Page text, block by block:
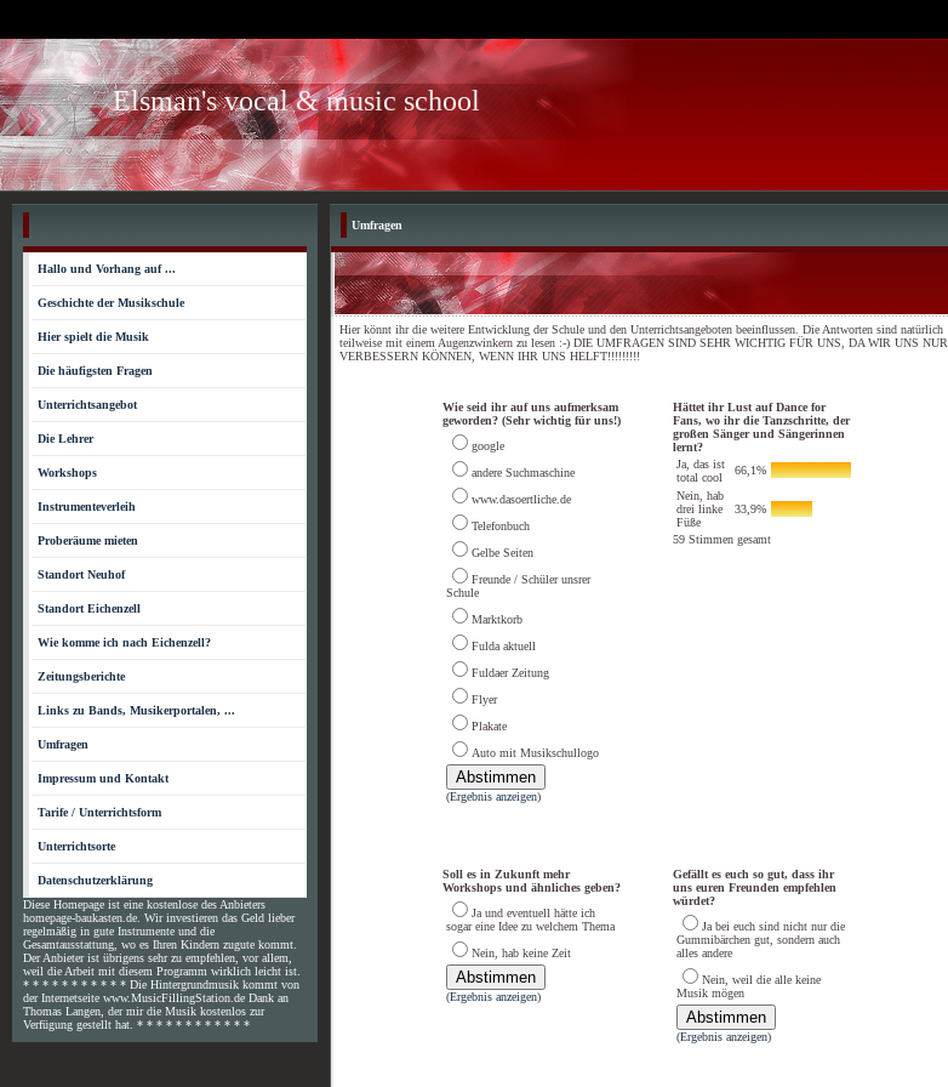
Elsman's vocal & music school
Hallo und Vorhang auf ...
Geschichte der Musikschule
Hier spielt die Musik
Die häufigsten Fragen
Unterrichtsangebot
Die Lehrer
Workshops
Instrumenteverleih
Proberäume mieten
Standort Neuhof
Standort Eichenzell
Wie komme ich nach Eichenzell?
Zeitungsberichte
Links zu Bands, Musikerportalen, ...
Umfragen
Impressum und Kontakt
Tarife / Unterrichtsform
Unterrichtsorte
Datenschutzerklärung
Diese Homepage ist eine kostenlose des Anbieters
homepage-baukasten.de. Wir investieren das Geld lieber
regelmäßig in gute Instrumente und die
Gesamtausstattung, wo es Ihren Kindern zugute kommt.
Der Anbieter ist übrigens sehr zu empfehlen, vor allem,
weil die Arbeit mit diesem Programm wirklich leicht ist.
* * * * * * * * * * * Die Hintergrundmusik kommt von
der Internetseite www.MusicFillingStation.de Dank an
Thomas Langen, der mir die Musik kostenlos zur
Verfügung gestellt hat. * * * * * * * * * * * *
Umfragen
Hier könnt ihr die weitere Entwicklung der Schule und den Unterrichtsangeboten beeinflussen. Die Antworten sind natürlich
teilweise mit einem Augenzwinkern zu lesen :-) DIE UMFRAGEN SIND SEHR WICHTIG FÜR UNS, DA WIR UNS NUR
VERBESSERN KÖNNEN, WENN IHR UNS HELFT!!!!!!!!!
Wie seid ihr auf uns aufmerksam
geworden? (Sehr wichtig für uns!)
google
andere Suchmaschine
www.dasoertliche.de
Telefonbuch
Gelbe Seiten
Freunde / Schüler unsrer
Schule
Marktkorb
Fulda aktuell
Fuldaer Zeitung
Flyer
Plakate
Auto mit Musikschullogo
(Ergebnis anzeigen)
Hättet ihr Lust auf Dance for
Fans, wo ihr die Tanzschritte, der
großen Sänger und Sängerinnen
lernt?
Ja, das ist
total cool
66,1%
Nein, hab
drei linke
Füße
33,9%
59 Stimmen gesamt
Soll es in Zukunft mehr
Workshops und ähnliches geben?
Ja und eventuell hätte ich
sogar eine Idee zu welchem Thema
Nein, hab keine Zeit
(Ergebnis anzeigen)
Gefällt es euch so gut, dass ihr
uns euren Freunden empfehlen
würdet?
Ja bei euch sind nicht nur die
Gummibärchen gut, sondern auch
alles andere
Nein, weil die alle keine
Musik mögen
(Ergebnis anzeigen)